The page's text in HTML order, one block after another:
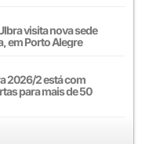
visita nova sede
em Porto Alegre
2026/2 está com
para mais de 50